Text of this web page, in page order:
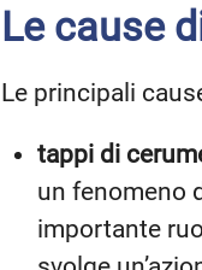
Le cause
Le principali
tappi di
un fenomeno
importante